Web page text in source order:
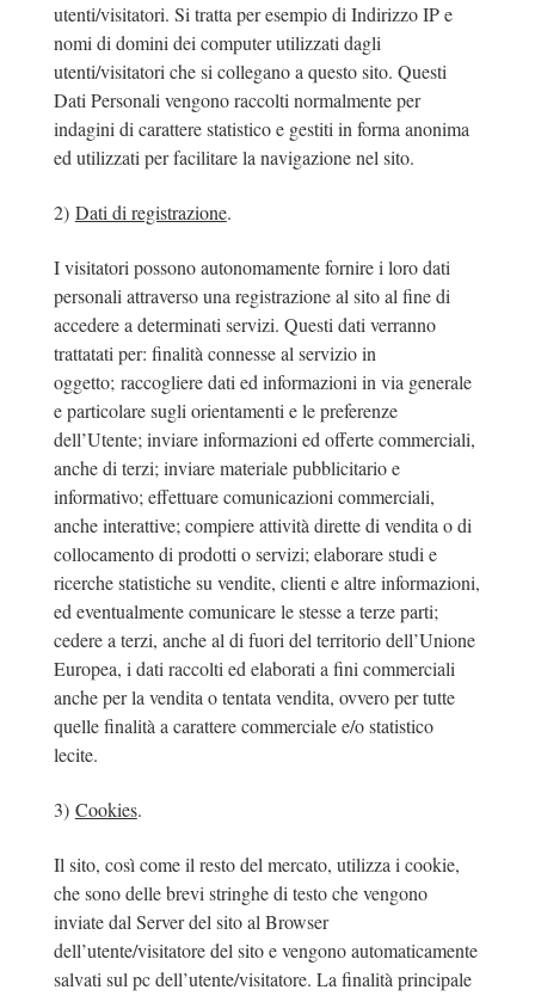
utenti/visitatori. Si tratta per esempio di Indirizzo IP e
nomi di domini dei computer utilizzati dagli
utenti/visitatori che si collegano a questo sito. Questi
Dati Personali vengono raccolti normalmente per
indagini di carattere statistico e gestiti in forma anonima
ed utilizzati per facilitare la navigazione nel sito.
2) Dati di registrazione.
I visitatori possono autonomamente fornire i loro dati
personali attraverso una registrazione al sito al fine di
accedere a determinati servizi. Questi dati verranno
trattatati per: finalità connesse al servizio in
oggetto; raccogliere dati ed informazioni in via generale
e particolare sugli orientamenti e le preferenze
dell’Utente; inviare informazioni ed offerte commerciali,
anche di terzi; inviare materiale pubblicitario e
informativo; effettuare comunicazioni commerciali,
anche interattive; compiere attività dirette di vendita o di
collocamento di prodotti o servizi; elaborare studi e
ricerche statistiche su vendite, clienti e altre informazioni,
ed eventualmente comunicare le stesse a terze parti;
cedere a terzi, anche al di fuori del territorio dell’Unione
Europea, i dati raccolti ed elaborati a fini commerciali
anche per la vendita o tentata vendita, ovvero per tutte
quelle finalità a carattere commerciale e/o statistico
lecite.
3) Cookies.
Il sito, così come il resto del mercato, utilizza i cookie,
che sono delle brevi stringhe di testo che vengono
inviate dal Server del sito al Browser
dell’utente/visitatore del sito e vengono automaticamente
salvati sul pc dell’utente/visitatore. La finalità principale